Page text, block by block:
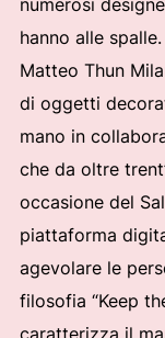
numerosi
hanno alle
Matteo Thun
di oggetti
mano in
che da oltre
occasione del
piattaforma
agevolare le
filosofia “Keep